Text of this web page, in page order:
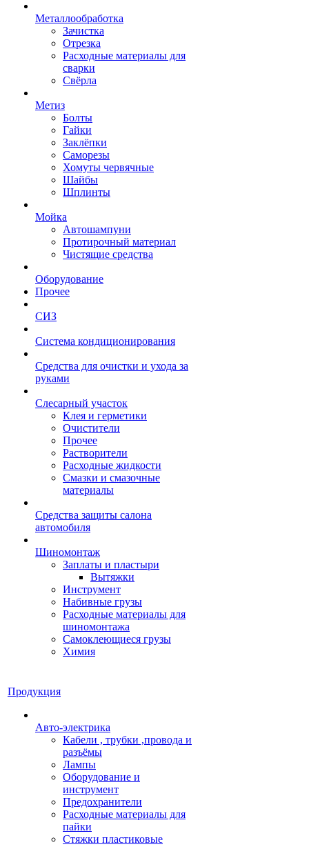
Металлообработка
Зачистка
Отрезка
Расходные материалы для
сварки
Свёрла
Метиз
Болты
Гайки
Заклёпки
Саморезы
Хомуты червячные
Шайбы
Шплинты
Мойка
Автошампуни
Протирочный материал
Чистящие средства
Оборудование
Прочее
СИЗ
Система кондиционирования
Средства для очистки и ухода за
руками
Слесарный участок
Клея и герметики
Очистители
Прочее
Растворители
Расходные жидкости
Смазки и смазочные
материалы
Средства защиты салона
автомобиля
Шиномонтаж
Заплаты и пластыри
Вытяжки
Инструмент
Набивные грузы
Расходные материалы для
шиномонтажа
Самоклеющиеся грузы
Химия
Продукция
Авто-электрика
Кабели , трубки ,провода и
разъёмы
Лампы
Оборудование и
инструмент
Предохранители
Расходные материалы для
пайки
Стяжки пластиковые